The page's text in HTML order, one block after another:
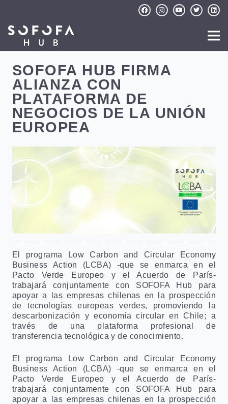
SOFOFA HUB FIRMA
ALIANZA CON
PLATAFORMA DE
NEGOCIOS DE LA UNIÓN
EUROPEA
El programa Low Carbon and Circular Economy
Business Action (LCBA) -que se enmarca en el
Pacto Verde Europeo y el Acuerdo de París-
trabajará conjuntamente con SOFOFA Hub para
apoyar a las empresas chilenas en la prospección
de tecnologías europeas verdes, promoviendo la
descarbonización y economía circular en Chile; a
través de una plataforma profesional de
transferencia tecnológica y de conocimiento.
El programa Low Carbon and Circular Economy
Business Action (LCBA) -que se enmarca en el
Pacto Verde Europeo y el Acuerdo de París-
trabajará conjuntamente con SOFOFA Hub para
apoyar a las empresas chilenas en la prospección